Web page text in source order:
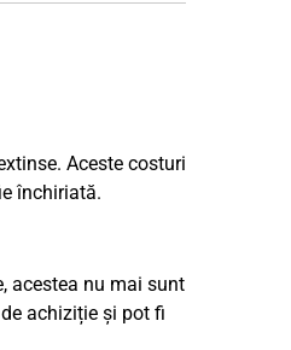
Aceste costuri
închiriată.
acestea nu mai sunt
achiziție și pot fi